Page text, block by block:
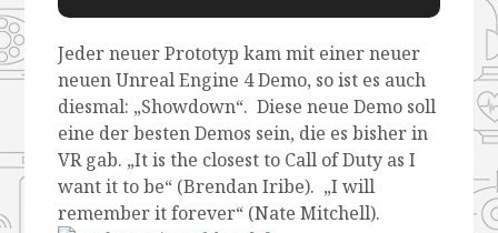
Jeder neuer Prototyp kam mit einer neuer
neuen Unreal Engine 4 Demo, so ist es auch
diesmal: „Showdown“. Diese neue Demo soll
eine der besten Demos sein, die es bisher in
VR gab. „It is the closest to Call of Duty as I
want it to be“ (Brendan Iribe). „I will
remember it forever“ (Nate Mitchell).